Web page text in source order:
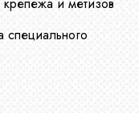
и метизов
специального